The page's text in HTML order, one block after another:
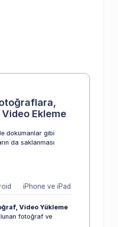
Ekleme
dokümanlar gibi
da saklanması
iPhone ve iPad
Video Yükleme
fotoğraf ve